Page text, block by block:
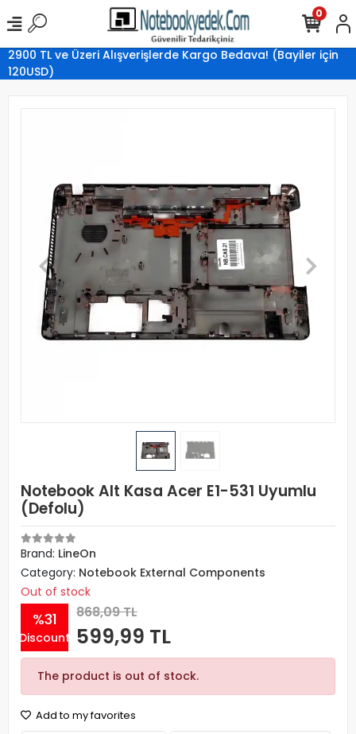
2900 TL ve Üzeri Alışverişlerde Kargo Bedava! (Bayiler için
120USD)
0
Notebook Alt Kasa Acer E1-531 Uyumlu
(Defolu)
Brand: LineOn
Category: Notebook External Components
Out of stock
%31
Discount
868,09 TL
599,99 TL
The product is out of stock.
Add to my favorites